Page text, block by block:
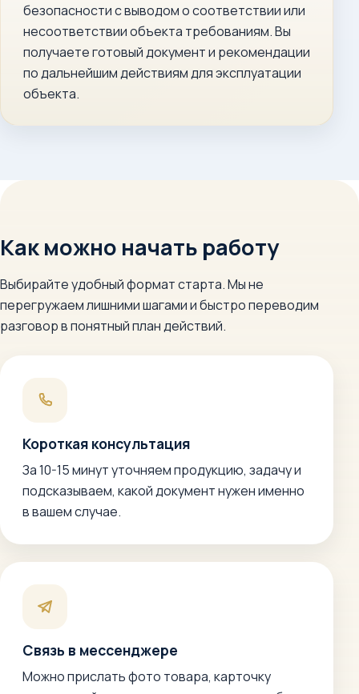
безопасности с выводом о соответствии или
несоответствии объекта требованиям. Вы
получаете готовый документ и рекомендации
по дальнейшим действиям для эксплуатации
объекта.
Как можно начать работу
Выбирайте удобный формат старта. Мы не
перегружаем лишними шагами и быстро переводим
разговор в понятный план действий.
Короткая консультация
За 10-15 минут уточняем продукцию, задачу и
подсказываем, какой документ нужен именно
в вашем случае.
Связь в мессенджере
Можно прислать фото товара, карточку